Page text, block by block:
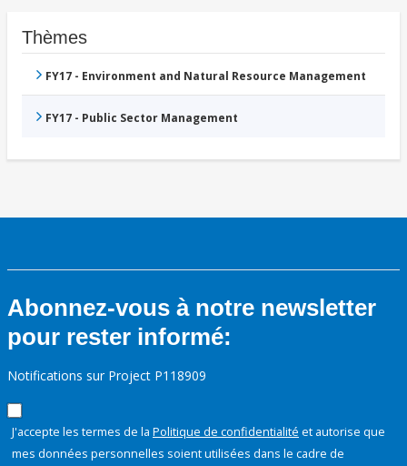
Thèmes
FY17 - Environment and Natural Resource Management
FY17 - Public Sector Management
Abonnez-vous à notre newsletter
pour rester informé:
Notifications sur Project P118909
J'accepte les termes de la Politique de confidentialité et autorise que
mes données personnelles soient utilisées dans le cadre de